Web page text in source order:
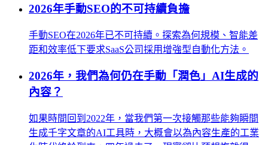
2026年手動SEO的不可持續負擔
手動SEO在2026年已不可持續。探索為何規模、智能差
距和效率低下要求SaaS公司採用增強型自動化方法。
2026年，我們為何仍在手動「潤色」AI生成的
內容？
如果時間回到2022年，當我們第一次接觸那些能夠瞬間
生成千字文章的AI工具時，大概會以為內容生產的工業